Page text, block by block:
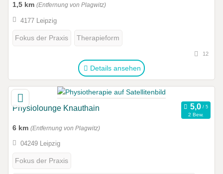
1,5 km (Entfernung von Plagwitz)
4177 Leipzig
Fokus der Praxis Therapieform
12
Details ansehen
Physiolounge Knauthain
2 Bew.
6 km (Entfernung von Plagwitz)
04249 Leipzig
Fokus der Praxis